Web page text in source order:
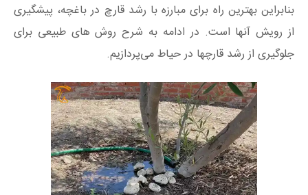
بنابراین بهترین راه برای مبارزه با رشد قارچ در باغچه، پیشگیری
از رویش آنها است. در ادامه به شرح روش های طبیعی برای
جلوگیری از رشد قارچها در حیاط می‌پردازیم.